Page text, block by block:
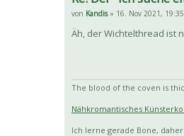
von Kandis» 16. Nov 2021, 19:35
Äh, der Wichtelthread ist
The blood of the coven is
Nähkromantisches
Ich lerne gerade Bone,